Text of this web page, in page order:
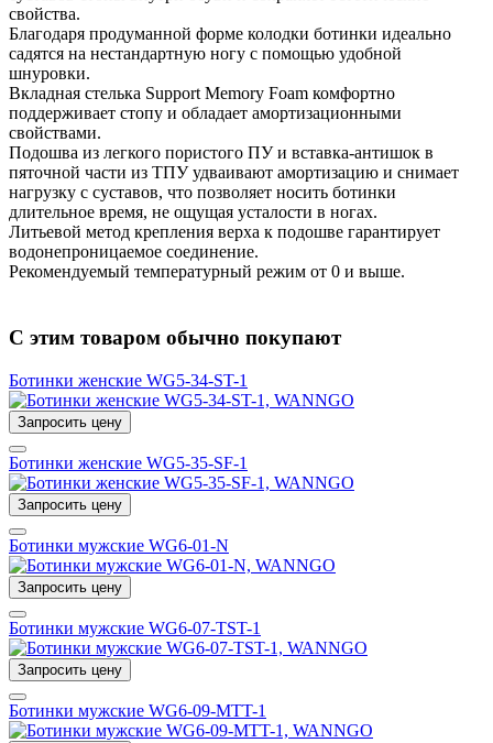
свойства.
Благодаря продуманной форме колодки ботинки идеально
садятся на нестандартную ногу с помощью удобной
шнуровки.
Вкладная стелька Support Memory Foam комфортно
поддерживает стопу и обладает амортизационными
свойствами.
Подошва из легкого пористого ПУ и вставка-антишок в
пяточной части из ТПУ удваивают амортизацию и снимает
нагрузку с суставов, что позволяет носить ботинки
длительное время, не ощущая усталости в ногах.
Литьевой метод крепления верха к подошве гарантирует
водонепроницаемое соединение.
Рекомендуемый температурный режим от 0 и выше.
С этим товаром обычно покупают
Ботинки женские WG5-34-ST-1
Запросить цену
Ботинки женские WG5-35-SF-1
Запросить цену
Ботинки мужские WG6-01-N
Запросить цену
Ботинки мужские WG6-07-TST-1
Запросить цену
Ботинки мужские WG6-09-MTT-1